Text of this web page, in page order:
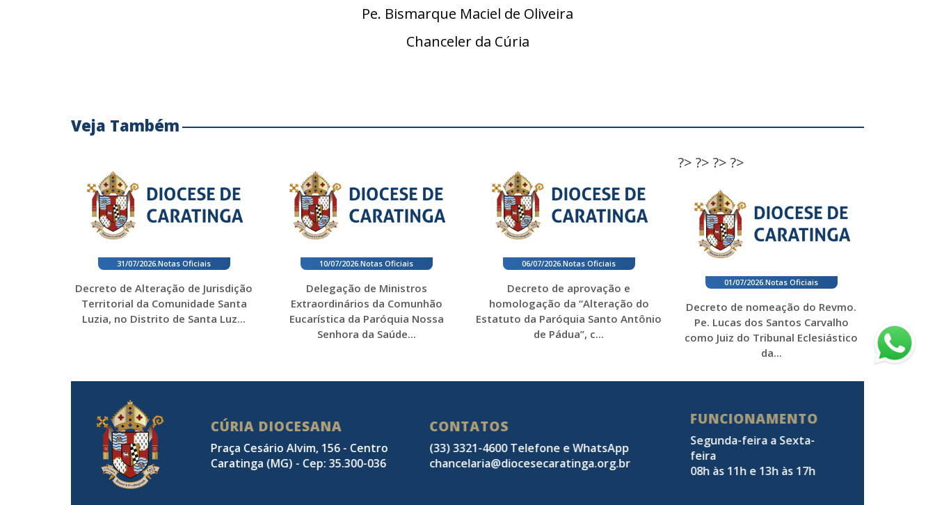
Pe. Bismarque Maciel de Oliveira
Chanceler da Cúria
Veja Também
?>
31/07/2026.Notas Oficiais
Decreto de Alteração de Jurisdição
Territorial da Comunidade Santa
Luzia, no Distrito de Santa Luz...
?>
10/07/2026.Notas Oficiais
Delegação de Ministros
Extraordinários da Comunhão
Eucarística da Paróquia Nossa
Senhora da Saúde...
?>
06/07/2026.Notas Oficiais
Decreto de aprovação e
homologação da “Alteração do
Estatuto da Paróquia Santo Antônio
de Pádua”, c...
?>
01/07/2026.Notas Oficiais
Decreto de nomeação do Revmo.
Pe. Lucas dos Santos Carvalho
como Juiz do Tribunal Eclesiástico
da...
CÚRIA DIOCESANA
Praça Cesário Alvim, 156 - Centro
Caratinga (MG) - Cep: 35.300-036
CONTATOS
(33) 3321-4600 Telefone e WhatsApp
chancelaria@diocesecaratinga.org.br
FUNCIONAMENTO
Segunda-feira a Sexta-
feira
08h às 11h e 13h às 17h